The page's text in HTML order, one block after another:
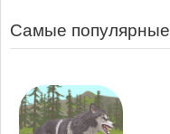
Самые популярные